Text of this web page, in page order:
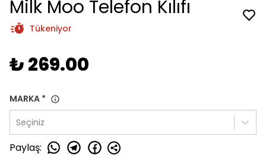
Milk Moo Telefon Kılıfı
Tükeniyor
₺ 269.00
MARKA *
Seçiniz
Paylaş: